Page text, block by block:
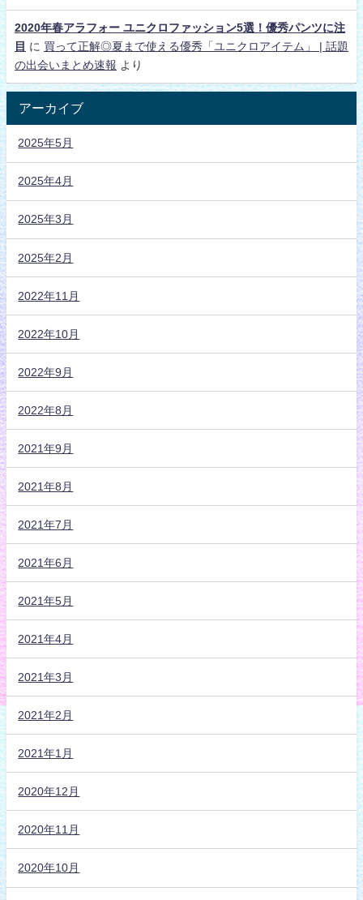
2020年春アラフォー ユニクロファッション5選！優秀パンツに注
目 に 買って正解◎夏まで使える優秀「ユニクロアイテム」 | 話題
の出会いまとめ速報 より
アーカイブ
2025年5月
2025年4月
2025年3月
2025年2月
2022年11月
2022年10月
2022年9月
2022年8月
2021年9月
2021年8月
2021年7月
2021年6月
2021年5月
2021年4月
2021年3月
2021年2月
2021年1月
2020年12月
2020年11月
2020年10月